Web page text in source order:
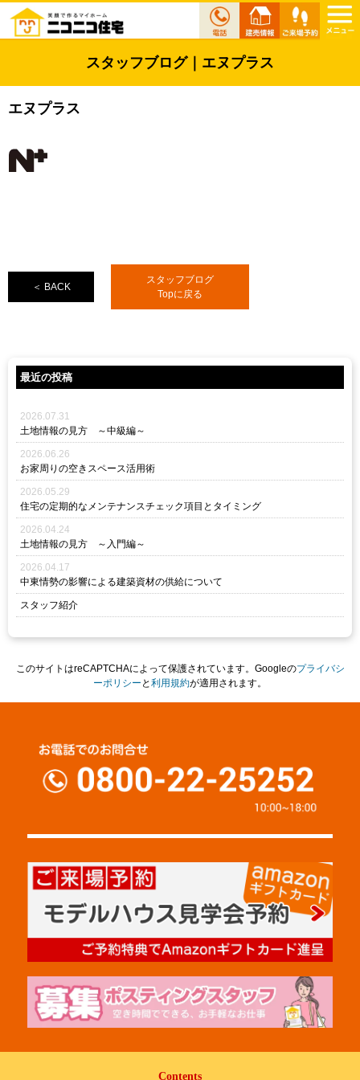
スタッフブログ｜エヌプラス
エヌプラス
＜ BACK
スタッフブログ
Topに戻る
最近の投稿
2026.07.31
土地情報の見方 ～中級編～
2026.06.26
お家周りの空きスペース活用術
2026.05.29
住宅の定期的なメンテナンスチェック項目とタイミング
2026.04.24
土地情報の見方 ～入門編～
2026.04.17
中東情勢の影響による建築資材の供給について
スタッフ紹介
このサイトはreCAPTCHAによって保護されています。Googleのプライバシ
ーポリシー と利用規約が適用されます。
Contents